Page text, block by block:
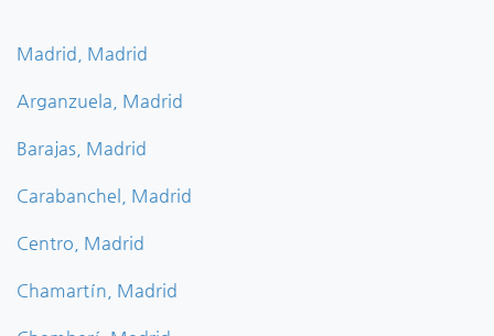
Madrid, Madrid
Arganzuela, Madrid
Barajas, Madrid
Carabanchel, Madrid
Centro, Madrid
Chamartín, Madrid